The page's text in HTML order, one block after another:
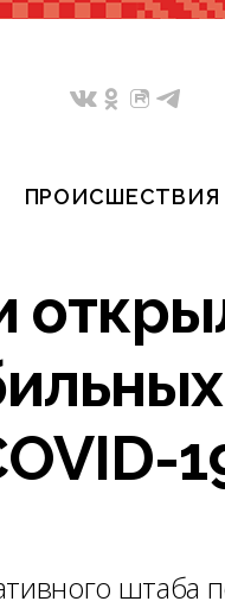
ПРОИСШЕСТВИЯ